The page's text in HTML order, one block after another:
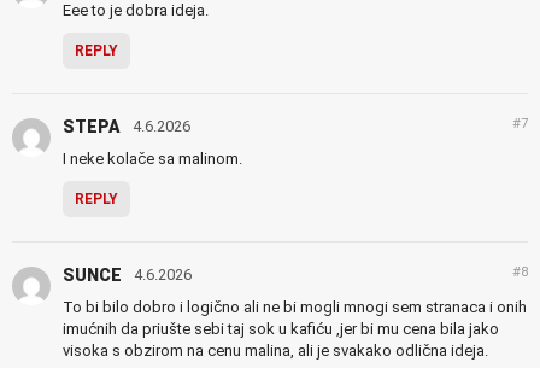
Eee to je dobra ideja.
REPLY
STEPA 4.6.2026 #7
I neke kolače sa malinom.
REPLY
SUNCE 4.6.2026 #8
To bi bilo dobro i logično ali ne bi mogli mnogi sem stranaca i onih
imućnih da priušte sebi taj sok u kafiću ,jer bi mu cena bila jako
visoka s obzirom na cenu malina, ali je svakako odlična ideja.